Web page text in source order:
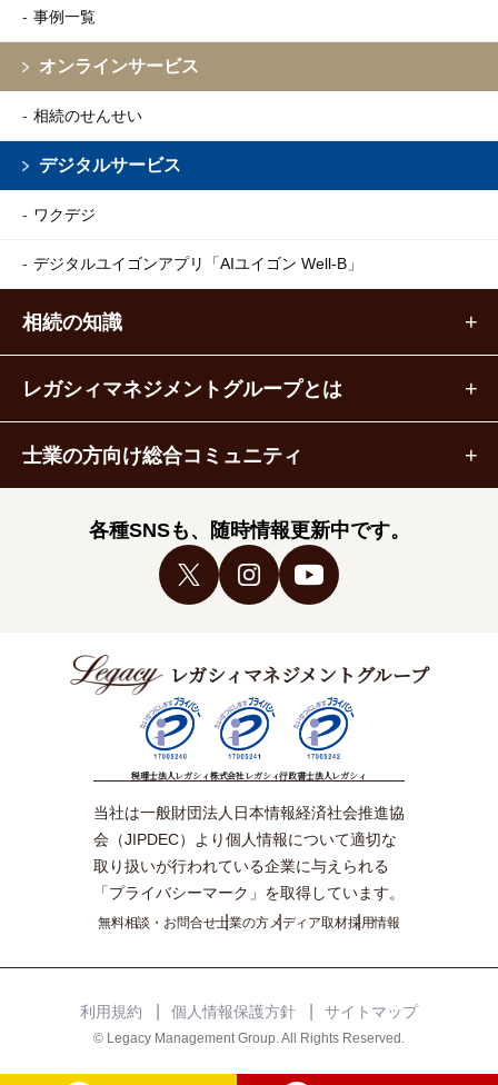
事例一覧
オンラインサービス
相続のせんせい
デジタルサービス
ワクデジ
デジタルユイゴンアプリ 「AIユイゴン Well-B」
相続の知識
レガシィマネジメントグループとは
士業の方向け総合コミュニティ
各種SNSも、随時情報更新中です。
レガシィマネジメントグループ
税理士法人レガシィ株式会社レガシィ行政書士法人レガシィ
当社は一般財団法人日本情報経済社会推進協
会（JIPDEC）より個人情報について適切な
取り扱いが行われている企業に与えられる
「プライバシーマーク」を取得しています。
無料相談・お問合せ士業の方メディア取材採用情報
© Legacy Management Group. All Rights Reserved.
利用規約 個人情報保護方針 サイトマップ